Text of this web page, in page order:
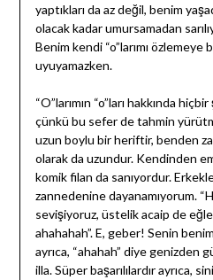
yaptıkları da az değil, benim
olacak kadar umursamadan
Benim kendi “o”larımı özlemeye
uyuyamazken.
“O”larımın “o”ları hakkında
çünkü bu sefer de tahmin
uzun boylu bir heriftir, benden
olarak da uzundur. Kendinden
komik filan da sanıyordur.
zannedenine dayanamıyorum.
sevişiyoruz, üstelik acaip de
ahahahah”. E, geber! Senin
ayrıca, “ahahah” diye genizden
illa. Süper başarılılardır ayrıca,